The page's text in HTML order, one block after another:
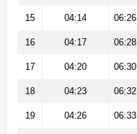
15 04:14 06:26
16 04:17 06:28
17 04:20 06:30
18 04:23 06:32
19 04:26 06:33